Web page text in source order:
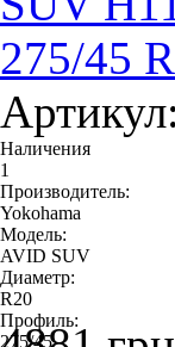
275/45
Наличения
1
Производитель:
Yokohama
Модель:
AVID SUV
Диаметр:
R20
Профиль:
275/45